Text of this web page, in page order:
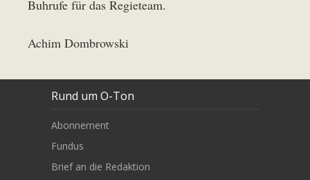
Buhrufe für das Regieteam.
Achim Dombrowski
Rund um O-Ton
Abonnement
Fundus
Brief an die Redaktion